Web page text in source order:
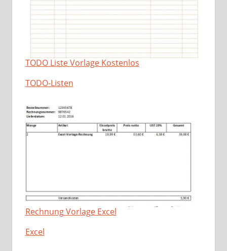
TODO Liste Vorlage Kostenlos
In Bezug auf
TODO-Listen
Rechnung Vorlage Excel
In Bezug auf
Excel